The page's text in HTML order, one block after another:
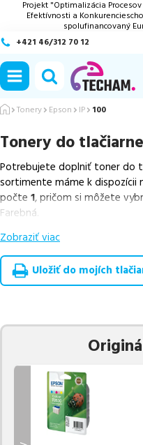
Projekt "Optimalizácia
Efektívnosti a
spolufinancovaný
+421 46/312 70 12
Tonery Epson IP 100
Tonery do tlačiarne
Potrebujete doplniť toner do
sortimente máme k dispozícii
počte 1, pričom si môžete
Farebná.
Z uvedeného množstva
náplnev počte1ks.
Celá táto certifikovaná ponuka,
Vieme, že pri nákupe
pravidelne
dispozícii na odoslanie.
ponuke 1 ks tonerov.
Ak si pri výbere nie ste istí,
najvhodnejšie, alebo máte
nás kedykoľvek obrátiť e-
Zobraziť viac
Uložiť do mojích